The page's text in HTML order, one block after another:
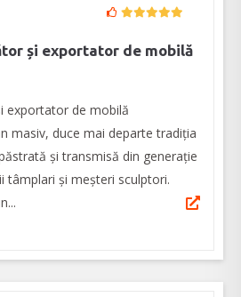
și exportator de mobilă
exportator de mobilă
masiv, duce mai departe tradiția
și transmisă din generație
tâmplari și meșteri sculptori.